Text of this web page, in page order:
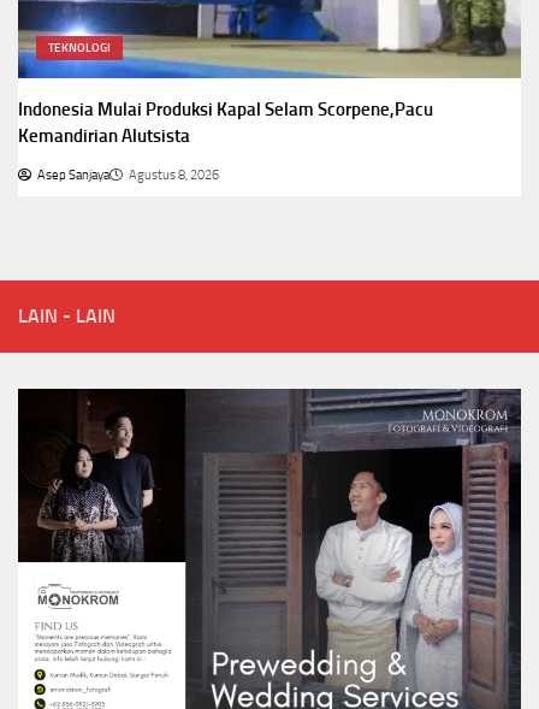
TEKNOLOGI
Indonesia Mulai Produksi Kapal Selam Scorpene,Pacu
Kemandirian Alutsista
Asep Sanjaya Agustus 8, 2026
LAIN - LAIN